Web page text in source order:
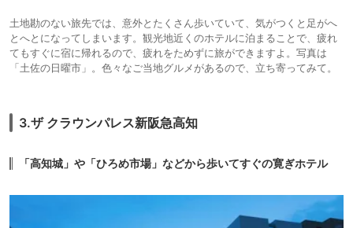
土地勘のない旅先では、意外とたくさん歩いていて、気がつくと足がへ
とへとになってしまいます。観光地近くのホテルに泊まることで、疲れ
てもすぐに宿に帰れるので、疲れをためずに旅ができますよ。写真は
「土佐の日曜市」。色々なご当地グルメがあるので、立ち寄ってみて。
3.ザ クラウンパレス新阪急高知
「高知城」や「ひろめ市場」などから歩いてすぐの寛ぎホテル